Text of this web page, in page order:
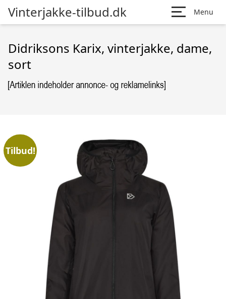
Vinterjakke-tilbud.dk Menu
Didriksons Karix, vinterjakke, dame,
sort
Tilbud!